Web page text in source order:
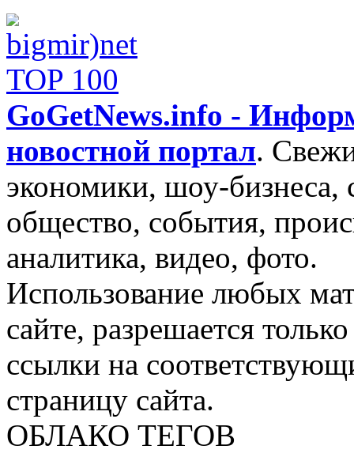
GoGetNews.info -
новостной портал.
экономики, шоу-бизнеса,
общество, события,
аналитика, видео, фото.
Использование любых
сайте, разрешается
ссылки на
страницу сайта.
ОБЛАКО ТЕГОВ